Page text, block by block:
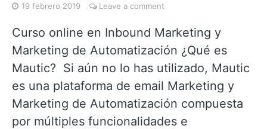
19 febrero 2019 Leave a comment
Curso online en Inbound Marketing y
Marketing de Automatización ¿Qué es
Mautic? Si aún no lo has utilizado, Mautic
es una plataforma de email Marketing y
Marketing de Automatización compuesta
por múltiples funcionalidades e